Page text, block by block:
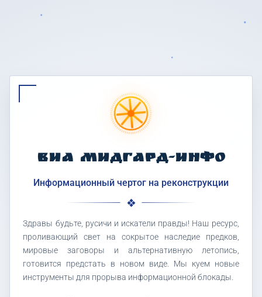
ВИА МИДГАРД-ИНФО
Информационный чертог на реконструкции
Здравы будьте, русичи и искатели правды! Наш ресурс,
проливающий свет на сокрытое наследие предков,
мировые заговоры и альтернативную летопись,
готовится предстать в новом виде. Мы куем новые
инструменты для прорыва информационной блокады.